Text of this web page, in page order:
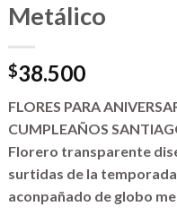
Metálico
$38.500
FLORES PARA
CUMPLEAÑOS
Florero transparente
surtidas de la
aconpañado de globo